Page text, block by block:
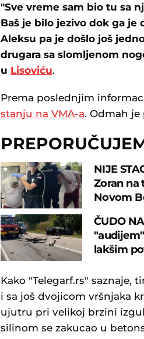
"Sve vreme sam bio tu sa
Baš je bilo jezivo dok ga je
Aleksu pa je došlo još
drugara sa slomljenom
u Lisoviću.
Prema poslednjim
stanju na VMA-a. Odmah
NIJE
Zoran na
Novom
ČUDO
lakšim
Kako "Telegarf.rs" saznaje,
i sa još dvojicom vršnjaka
ujutru pri velikoj brzini
silinom se zakucao u